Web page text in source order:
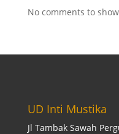
No comments to
UD Inti Mustika
Jl Tambak Sawah